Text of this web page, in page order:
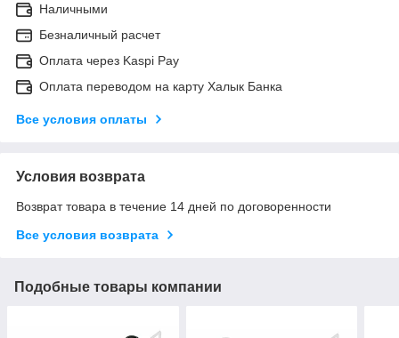
Наличными
Безналичный расчет
Оплата через Kaspi Pay
Оплата переводом на карту Халык Банка
Все условия оплаты
Условия возврата
Возврат товара в течение 14 дней по договоренности
Все условия возврата
Подобные товары компании